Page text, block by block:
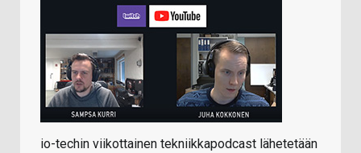
io-techin viikottainen tekniikkapodcast lähetetään